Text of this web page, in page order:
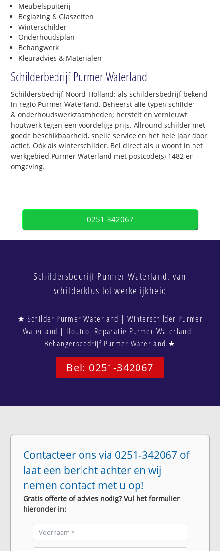
Meubelspuiterij
Beglazing & Glaszetten
Winterschilder
Onderhoudsplan
Behangwerk
Kleuradvies & Materialen
Schilderbedrijf Purmer Waterland
Schildersbedrijf Noord-Holland: als schildersbedrijf bekend
in regio Purmer Waterland. Beheerst alle typen schilder-
& onderhoudswerkzaamheden; herstelt en vernieuwt
houtwerk tegen een voordelige prijs. Allround schilder met
goede beschikbaarheid, snelle service en het hele jaar door
actief. Oók als winterschilder. Bel direct als u woont in het
werkgebied Purmer Waterland met postcode(s) 1482 en
omgeving.
0251-342067
Schildersbedrijf Purmer Waterland: van
schilderklus tot werkelijkheid
★ Schilder Purmer Waterland | Winterschilder Purmer
Waterland | Houtrot Reparatie Purmer Waterland |
Behangersbedrijf Purmer Waterland ★
Bel: 0251-342067
Contacteer ons via 0251-342067 of
laat een bericht achter en wij
nemen contact met u op!
Gratis offerte of advies nodig? Vul het formulier
hieronder in: